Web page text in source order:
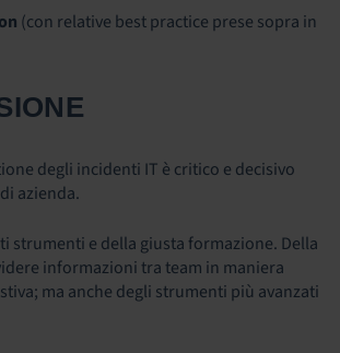
(con relative best practice prese sopra in
degli incidenti IT è critico e decisivo
azienda.
strumenti e della giusta formazione. Della
informazioni tra team in maniera
ma anche degli strumenti più avanzati